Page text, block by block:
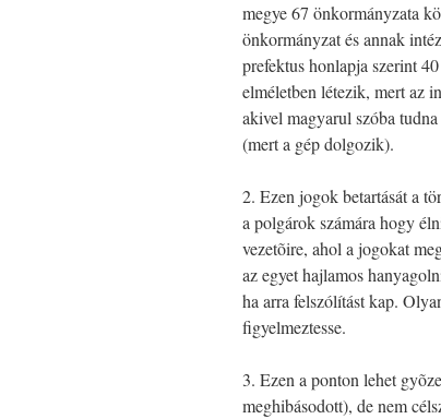
megye 67 önkormányzata
önkormányzat és annak
prefektus honlapja szerint
elméletben létezik, mert az
akivel magyarul szóba
(mert a gép dolgozik).
2. Ezen jogok betartását a
a polgárok számára hogy
vezetõire, ahol a jogokat
az egyet hajlamos
ha arra felszólítást kap.
figyelmeztesse.
3. Ezen a ponton lehet
meghibásodott), de nem